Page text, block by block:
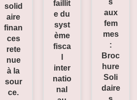
s
aux
fem
mes
:
Broc
hure
Soli
daire
faillit
e du
syst
ème
fisca
inter
natio
nal
solid
aire
finan
ces
rete
nue
à la
sour
ce.